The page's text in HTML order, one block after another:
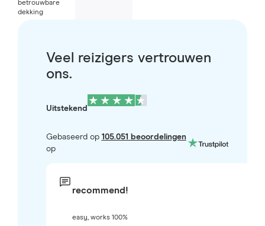
betrouwbare
dekking
Veel reizigers vertrouwen
ons.
Uitstekend
Gebaseerd op 105.051 beoordelingen
op
recommend!
easy, works 100%